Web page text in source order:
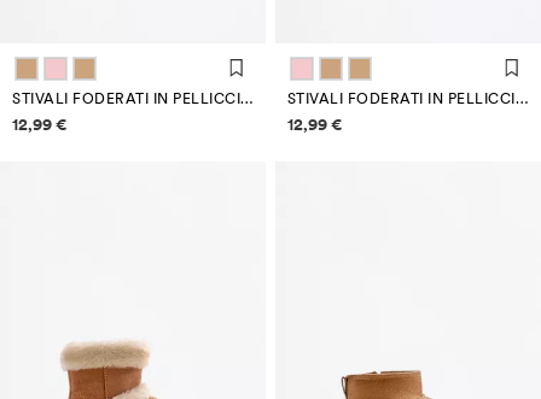
STIVALI FODERATI IN PELLICCIA SINTETICA
Informazioni sui prezzi
12,99 €
STIVALI FODERATI IN PELLICCIA SINTETICA
Informazioni sui prezzi
12,99 €